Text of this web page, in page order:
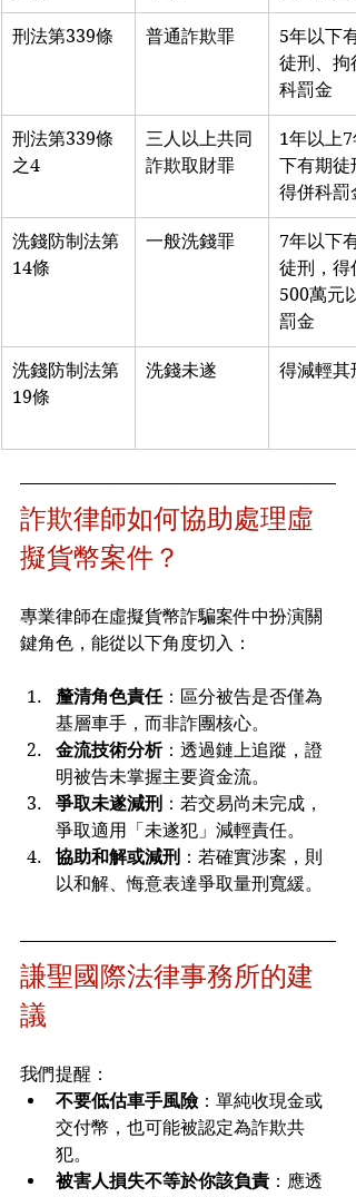
刑法第339條 普通詐欺罪
5年以下有
徒刑、拘
科罰金
刑法第339條
之4
三人以上共同
詐欺取財罪
1年以上7
下有期徒
得併科罰
洗錢防制法第
14條
一般洗錢罪
7年以下有
徒刑，得
500萬元
罰金
洗錢防制法第
19條
洗錢未遂 得減輕其
詐欺律師如何協助處理虛
擬貨幣案件？
專業律師在虛擬貨幣詐騙案件中扮演關
鍵角色，能從以下角度切入：
釐清角色責任：區分被告是否僅為
基層車手，而非詐團核心。
金流技術分析：透過鏈上追蹤，證
明被告未掌握主要資金流。
爭取未遂減刑 ：若交易尚未完成，
爭取適用「未遂犯」減輕責任。
協助和解或減刑 ：若確實涉案，則
以和解、悔意表達爭取量刑寬緩。
謙聖國際法律事務所的建
議
我們提醒：
不要低估車手風險 ：單純收現金或
交付幣，也可能被認定為詐欺共
犯。
被害人損失不等於你該負責 ：應透